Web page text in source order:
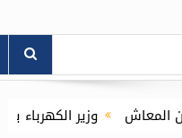
وزير الكهرباء يفتح ملف